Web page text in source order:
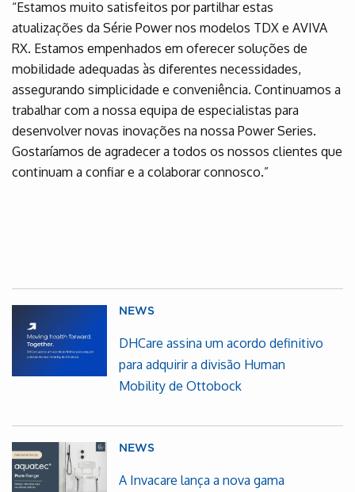
“Estamos muito satisfeitos por partilhar estas
atualizações da Série Power nos modelos TDX e AVIVA
RX. Estamos empenhados em oferecer soluções de
mobilidade adequadas às diferentes necessidades,
assegurando simplicidade e conveniência. Continuamos a
trabalhar com a nossa equipa de especialistas para
desenvolver novas inovações na nossa Power Series.
Gostaríamos de agradecer a todos os nossos clientes que
continuam a confiar e a colaborar connosco.”
NEWS
DHCare assina um acordo definitivo
para adquirir a divisão Human
Mobility de Ottobock
NEWS
A Invacare lança a nova gama